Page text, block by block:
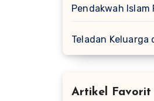
Pendakwah
Teladan Keluarga
Artikel Favorit